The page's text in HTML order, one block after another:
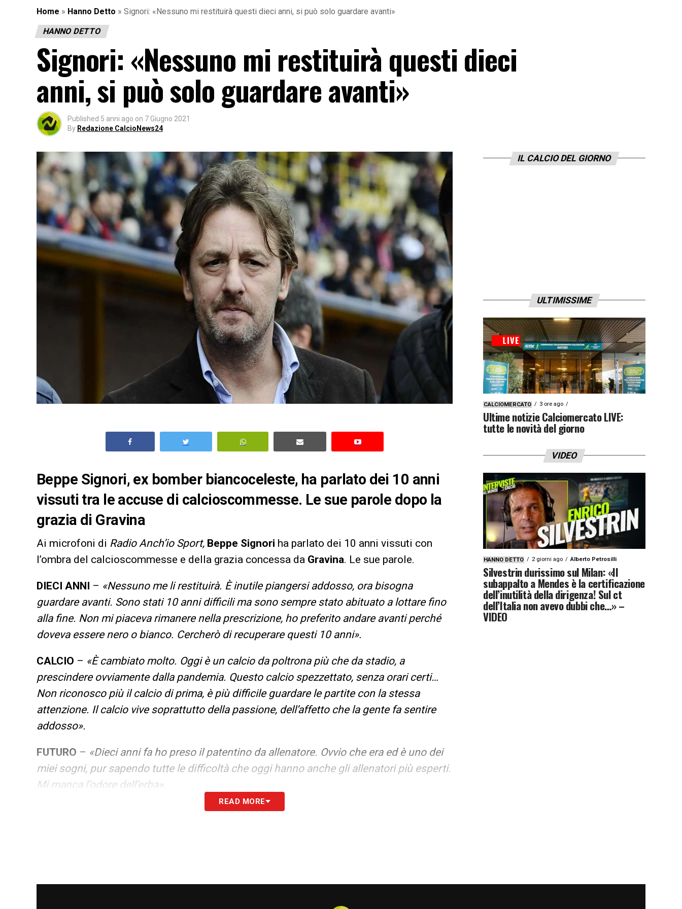
Home » Hanno Detto » Signori: «Nessuno mi restituirà questi dieci anni, si può solo guardare avanti»
HANNO DETTO
Signori: «Nessuno mi restituirà questi dieci
anni, si può solo guardare avanti»
Published 5 anni ago on 7 Giugno 2021
By Redazione CalcioNews24
Beppe Signori, ex bomber biancoceleste, ha parlato dei 10 anni
vissuti tra le accuse di calcioscommesse. Le sue parole dopo la
grazia di Gravina
Ai microfoni di Radio Anch’io Sport, Beppe Signori ha parlato dei 10 anni vissuti con
l’ombra del calcioscommesse e della grazia concessa da Gravina. Le sue parole.
DIECI ANNI – «Nessuno me li restituirà. È inutile piangersi addosso, ora bisogna
guardare avanti. Sono stati 10 anni difficili ma sono sempre stato abituato a lottare fino
alla fine. Non mi piaceva rimanere nella prescrizione, ho preferito andare avanti perché
doveva essere nero o bianco. Cercherò di recuperare questi 10 anni».
CALCIO – «È cambiato molto. Oggi è un calcio da poltrona più che da stadio, a
prescindere ovviamente dalla pandemia. Questo calcio spezzettato, senza orari certi…
Non riconosco più il calcio di prima, è più difficile guardare le partite con la stessa
attenzione. Il calcio vive soprattutto della passione, dell’affetto che la gente fa sentire
addosso».
FUTURO – «Dieci anni fa ho preso il patentino da allenatore. Ovvio che era ed è uno dei
miei sogni, pur sapendo tutte le difficoltà che oggi hanno anche gli allenatori più esperti.
Mi manca l’odore dell’erba».
«Le condizioni e le qualità ci sono. Mancini sta ritrovando dei ragazzi con
READ MORE
IL CALCIO DEL GIORNO
ULTIMISSIME
CALCIOMERCATO 3 ore ago
Ultime notizie Calciomercato LIVE:
tutte le novità del giorno
VIDEO
HANNO DETTO 2 giorni ago Alberto Petrosilli
Silvestrin durissimo sul Milan: «Il
subappalto a Mendes è la certificazione
dell’inutilità della dirigenza! Sul ct
dell’Italia non avevo dubbi che…» –
VIDEO